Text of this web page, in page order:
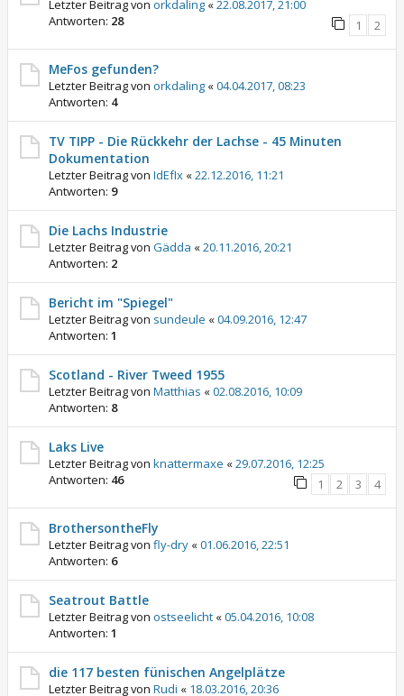
Letzter Beitrag von orkdaling «22.08.2017, 21:00
Antworten: 28 1 2
MeFos gefunden?
Letzter Beitrag von orkdaling «04.04.2017, 08:23
Antworten: 4
TV TIPP - Die Rückkehr der Lachse - 45 Minuten
Dokumentation
Letzter Beitrag von IdEfIx «22.12.2016, 11:21
Antworten: 9
Die Lachs Industrie
Letzter Beitrag von Gädda «20.11.2016, 20:21
Antworten: 2
Bericht im "Spiegel"
Letzter Beitrag von sundeule «04.09.2016, 12:47
Antworten: 1
Scotland - River Tweed 1955
Letzter Beitrag von Matthias «02.08.2016, 10:09
Antworten: 8
Laks Live
Letzter Beitrag von knattermaxe «29.07.2016, 12:25
Antworten: 46 1 2 3 4
BrothersontheFly
Letzter Beitrag von fly-dry «01.06.2016, 22:51
Antworten: 6
Seatrout Battle
Letzter Beitrag von ostseelicht «05.04.2016, 10:08
Antworten: 1
die 117 besten fünischen Angelplätze
Letzter Beitrag von Rudi « 18.03.2016, 20:36